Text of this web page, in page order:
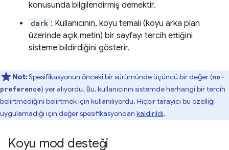
konusunda bilgilendirmiş demektir.
dark : Kullanıcının, koyu temalı (koyu arka plan
üzerinde açık metin) bir sayfayı tercih ettiğini
sisteme bildirdiğini gösterir.
Not:Spesifikasyonun önceki bir sürümünde üçüncü bir değer (no-
preference) yer alıyordu. Bu, kullanıcının sistemde herhangi bir tercih
belirtmediğini belirtmek için kullanılıyordu. Hiçbir tarayıcı bu özelliği
uygulamadığı için değer spesifikasyondan kaldırıldı.
Koyu mod desteği